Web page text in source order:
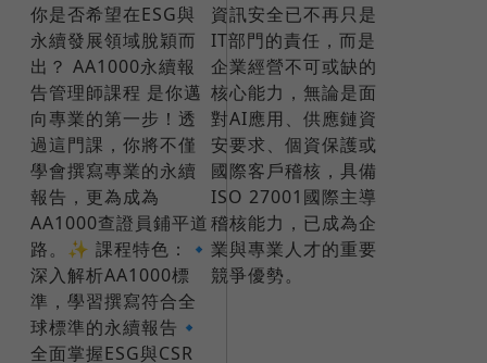
你是否希望在ESG與
永續發展領域脫穎而
出？ AA1000永續報
告管理師課程 是你邁
向專業的第一步！透
過這門課，你將不僅
學會撰寫專業的永續
報告，更為成為
AA1000查證員鋪平道
路。✨ 課程特色：🔹
深入解析AA1000標
準，學習撰寫符合全
球標準的永續報告🔹
全面掌握ESG與CSR
資訊安全已不再只是
IT部門的責任，而是
企業經營不可或缺的
核心能力，無論是面
對AI應用、供應鏈資
安要求、個資保護或
國際客戶稽核，具備
ISO 27001國際主導
稽核能力，已成為企
業與專業人才的重要
競爭優勢。